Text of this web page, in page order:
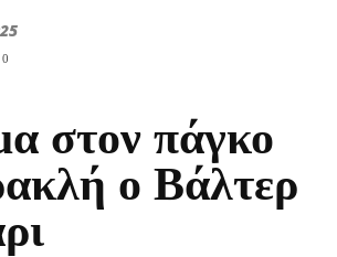
0
στον πάγκο
ο Βάλτερ